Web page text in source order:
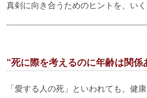
真剣に向き合うためのヒントを、い
“死に際を考えるのに年齢は関係
「愛する人の死」といわれても、健